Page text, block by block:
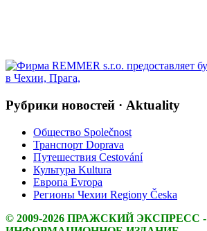
Рубрики новостей · Aktuality
Общество Společnost
Транспорт Doprava
Путешествия Cestování
Культура Kultura
Европа Evropa
Регионы Чехии Regiony Česka
© 2009-2026 ПРАЖСКИЙ ЭКСПРЕСС -